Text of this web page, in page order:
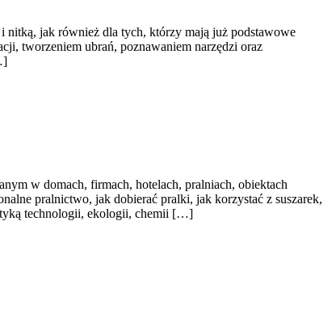
nitką, jak również dla tych, którzy mają już podstawowe
tworzeniem ubrań, poznawaniem narzędzi oraz
w domach, firmach, hotelach, pralniach, obiektach
pralnictwo, jak dobierać pralki, jak korzystać z suszarek,
technologii, ekologii, chemii […]